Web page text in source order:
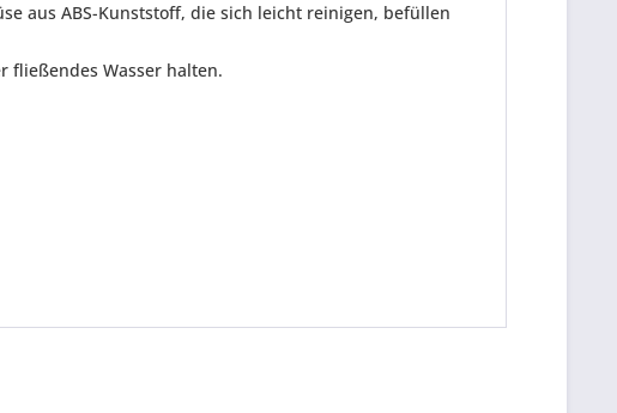
aus ABS-Kunststoff, die sich leicht reinigen, befüllen
fließendes Wasser halten.